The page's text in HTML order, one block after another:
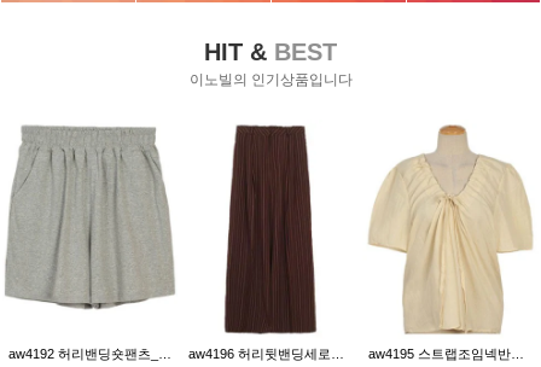
HIT & BEST
이노빌의 인기상품입니다